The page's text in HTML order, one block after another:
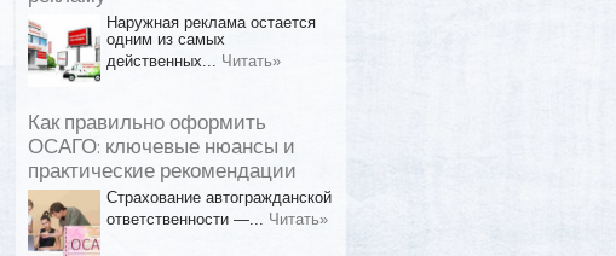
Наружная реклама остается
одним из самых
действенных... Читать»
Как правильно оформить
ОСАГО: ключевые нюансы и
практические рекомендации
Страхование автогражданской
ответственности —... Читать»